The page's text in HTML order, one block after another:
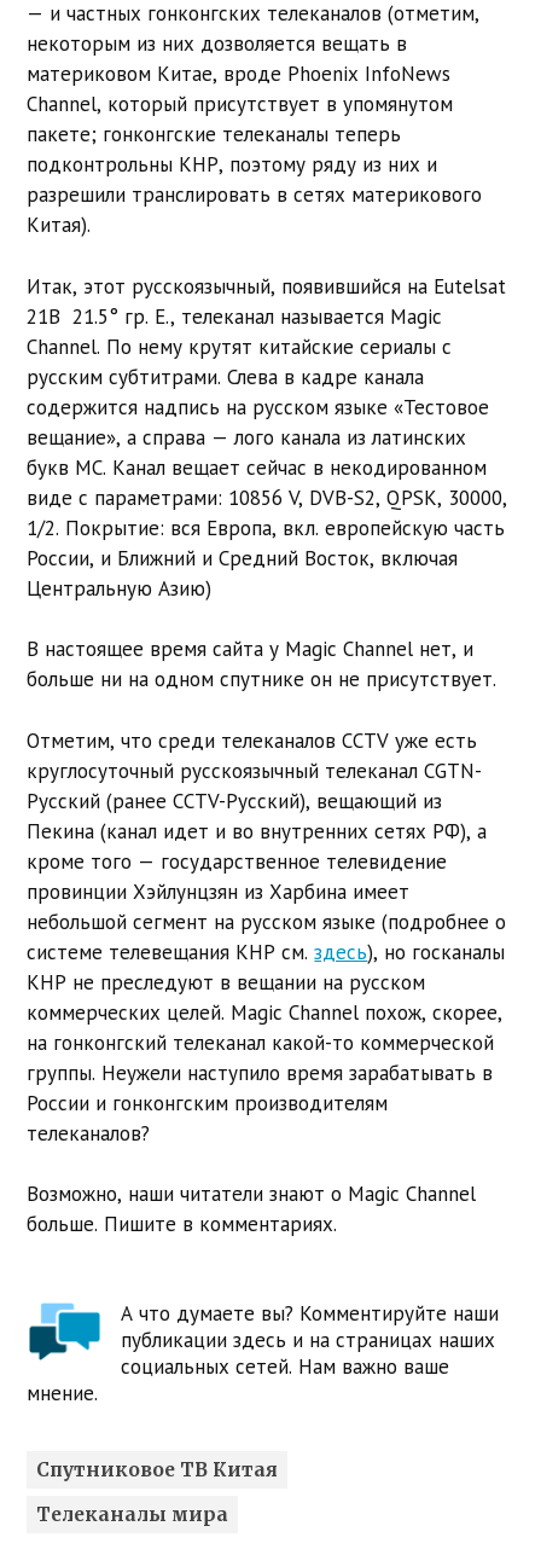
— и частных гонконгских телеканалов (отметим,
некоторым из них дозволяется вещать в
материковом Китае, вроде Phoenix InfoNews
Channel, который присутствует в упомянутом
пакете; гонконгские телеканалы теперь
подконтрольны КНР, поэтому ряду из них и
разрешили транслировать в сетях материкового
Китая).
Итак, этот русскоязычный, появившийся на Eutelsat
21B 21.5° гр. E., телеканал называется Magic
Channel. По нему крутят китайские сериалы с
русским субтитрами. Слева в кадре канала
содержится надпись на русском языке «Тестовое
вещание», а справа — лого канала из латинских
букв MC. Канал вещает сейчас в некодированном
виде с параметрами: 10856 V, DVB-S2, QPSK, 30000,
1/2. Покрытие: вся Европа, вкл. европейскую часть
России, и Ближний и Средний Восток, включая
Центральную Азию)
В настоящее время сайта у Magic Channel нет, и
больше ни на одном спутнике он не присутствует.
Отметим, что среди телеканалов CCTV уже есть
круглосуточный русскоязычный телеканал CGTN-
Русский (ранее CCTV-Русский), вещающий из
Пекина (канал идет и во внутренних сетях РФ), а
кроме того — государственное телевидение
провинции Хэйлунцзян из Харбина имеет
небольшой сегмент на русском языке (подробнее о
системе телевещания КНР см.здесь), но госканалы
КНР не преследуют в вещании на русском
коммерческих целей. Magic Channel похож, скорее,
на гонконгский телеканал какой-то коммерческой
группы. Неужели наступило время зарабатывать в
России и гонконгским производителям
телеканалов?
Возможно, наши читатели знают о Magic Channel
больше. Пишите в комментариях.
А что думаете вы? Комментируйте наши
публикации здесь и на страницах наших
социальных сетей. Нам важно ваше
мнение.
Спутниковое ТВ Китая
Телеканалы мира